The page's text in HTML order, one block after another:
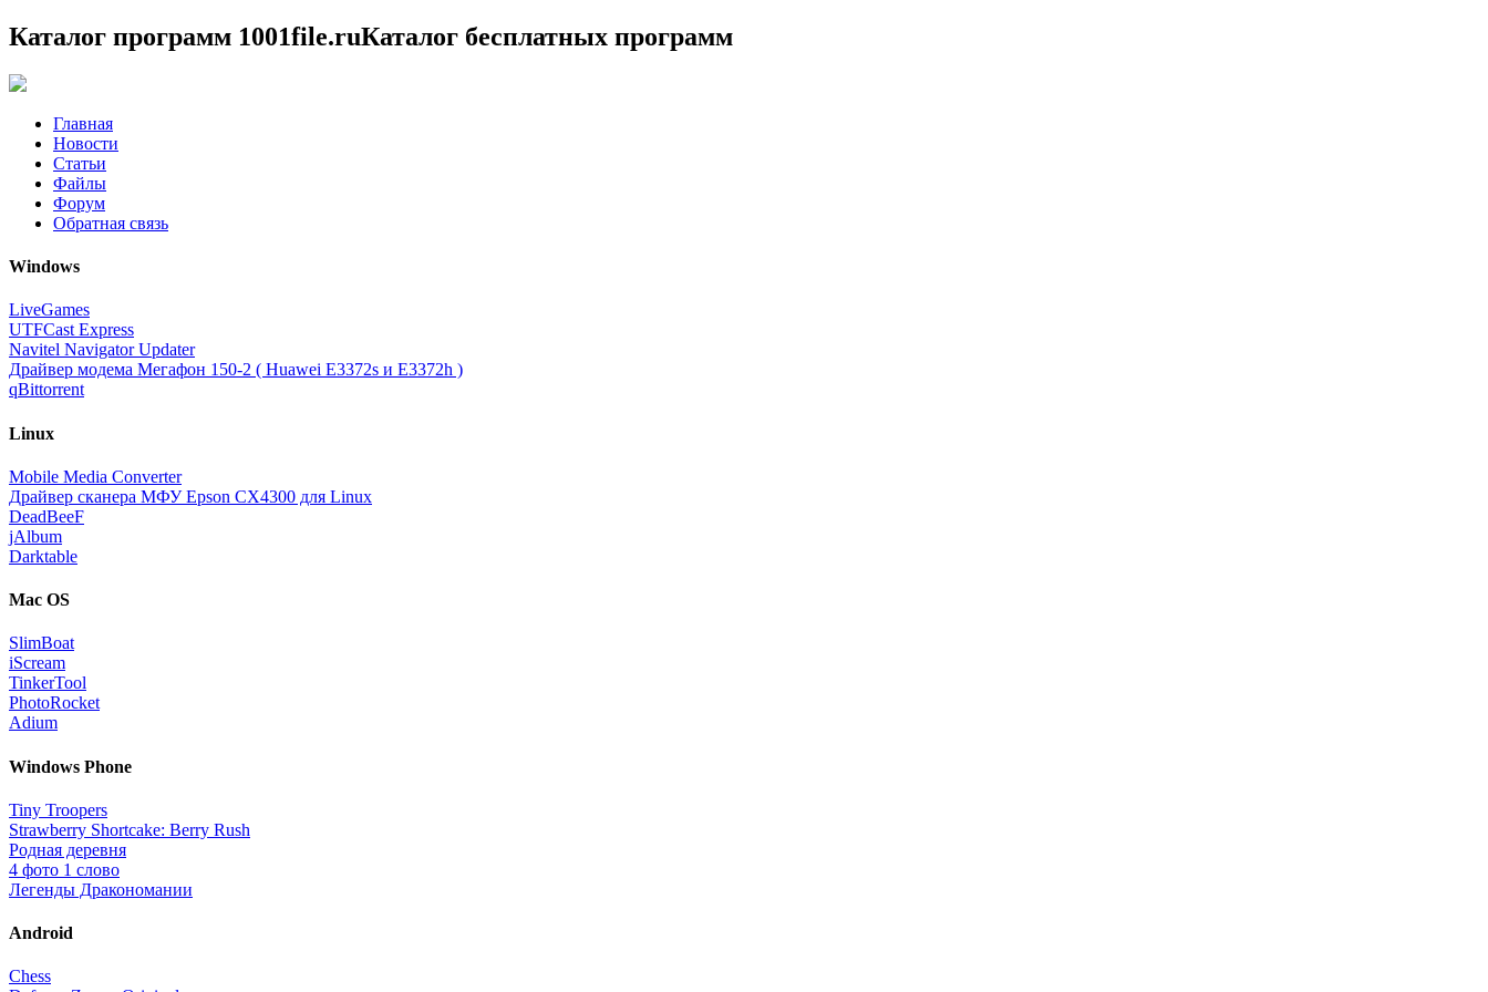
Каталог программ 1001file.ruКаталог бесплатных программ
Главная
Новости
Статьи
Файлы
Форум
Обратная связь
Windows
LiveGames
UTFCast Express
Navitel Navigator Updater
Драйвер модема Мегафон 150-2 ( Huawei E3372s и E3372h )
qBittorrent
Linux
Mobile Media Converter
Драйвер сканера МФУ Epson CX4300 для Linux
DeadBeeF
jAlbum
Darktable
Mac OS
SlimBoat
iScream
TinkerTool
PhotoRocket
Adium
Windows Phone
Tiny Troopers
Strawberry Shortcake: Berry Rush
Родная деревня
4 фото 1 слово
Легенды Дракономании
Android
Chess